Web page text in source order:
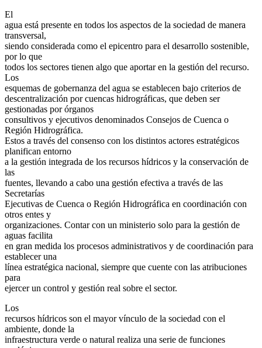
El
agua está presente en todos los aspectos de la sociedad de manera
transversal,
siendo considerada como el epicentro para el desarrollo sostenible,
por lo que
todos los sectores tienen algo que aportar en la gestión del recurso.
Los
esquemas de gobernanza del agua se establecen bajo criterios de
descentralización por cuencas hidrográficas, que deben ser
gestionadas por órganos
consultivos y ejecutivos denominados Consejos de Cuenca o
Región Hidrográfica.
Estos a través del consenso con los distintos actores estratégicos
planifican entorno
a la gestión integrada de los recursos hídricos y la conservación de
las
fuentes, llevando a cabo una gestión efectiva a través de las
Secretarías
Ejecutivas de Cuenca o Región Hidrográfica en coordinación con
otros entes y
organizaciones. Contar con un ministerio solo para la gestión de
aguas facilita
en gran medida los procesos administrativos y de coordinación para
establecer una
línea estratégica nacional, siempre que cuente con las atribuciones
para
ejercer un control y gestión real sobre el sector.
Los
recursos hídricos son el mayor vínculo de la sociedad con el
ambiente, donde la
infraestructura verde o natural realiza una serie de funciones